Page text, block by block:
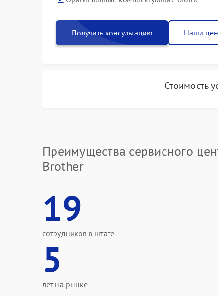
Получить консультацию Наши
Стоимость
Преимущества сервисного
Brother
19
сотрудников в штате
5
лет на рынке